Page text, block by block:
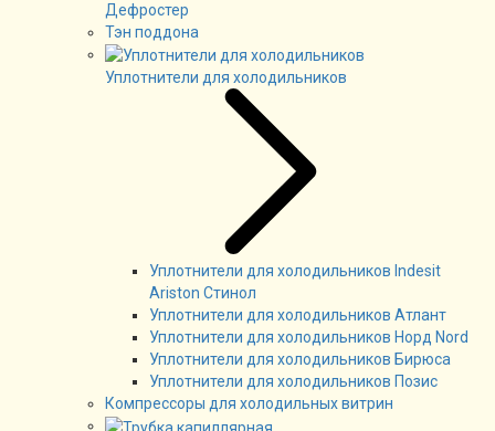
Дефростер
Тэн поддона
Уплотнители для холодильников
Уплотнители для холодильников Indesit
Ariston Стинол
Уплотнители для холодильников Атлант
Уплотнители для холодильников Норд Nord
Уплотнители для холодильников Бирюса
Уплотнители для холодильников Позис
Компрессоры для холодильных витрин